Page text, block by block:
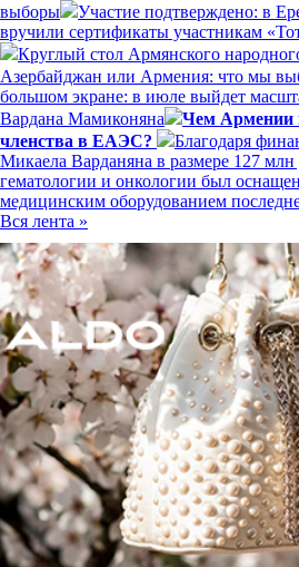
выборы
Участие подтверждено: в
вручили сертификаты участникам
Круглый стол Армянского
Азербайджан или Армения: что мы
большом экране: в июле выйдет
Вардана Мамиконяна
Чем Армении
членства в ЕАЭС?
Благодаря
Микаела Варданяна в размере 127
гематологии и онкологии был
медицинским оборудованием
Вся лента »